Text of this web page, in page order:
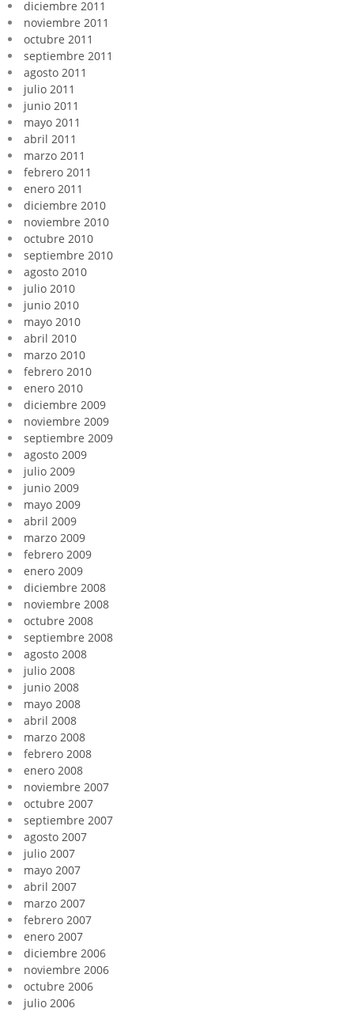
diciembre 2011
noviembre 2011
octubre 2011
septiembre 2011
agosto 2011
julio 2011
junio 2011
mayo 2011
abril 2011
marzo 2011
febrero 2011
enero 2011
diciembre 2010
noviembre 2010
octubre 2010
septiembre 2010
agosto 2010
julio 2010
junio 2010
mayo 2010
abril 2010
marzo 2010
febrero 2010
enero 2010
diciembre 2009
noviembre 2009
septiembre 2009
agosto 2009
julio 2009
junio 2009
mayo 2009
abril 2009
marzo 2009
febrero 2009
enero 2009
diciembre 2008
noviembre 2008
octubre 2008
septiembre 2008
agosto 2008
julio 2008
junio 2008
mayo 2008
abril 2008
marzo 2008
febrero 2008
enero 2008
noviembre 2007
octubre 2007
septiembre 2007
agosto 2007
julio 2007
mayo 2007
abril 2007
marzo 2007
febrero 2007
enero 2007
diciembre 2006
noviembre 2006
octubre 2006
julio 2006